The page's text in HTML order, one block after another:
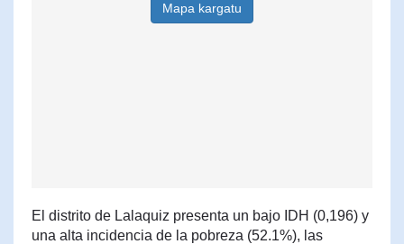
Mapa kargatu
El distrito de Lalaquiz presenta un bajo IDH (0,196) y
una alta incidencia de la pobreza (52.1%), las